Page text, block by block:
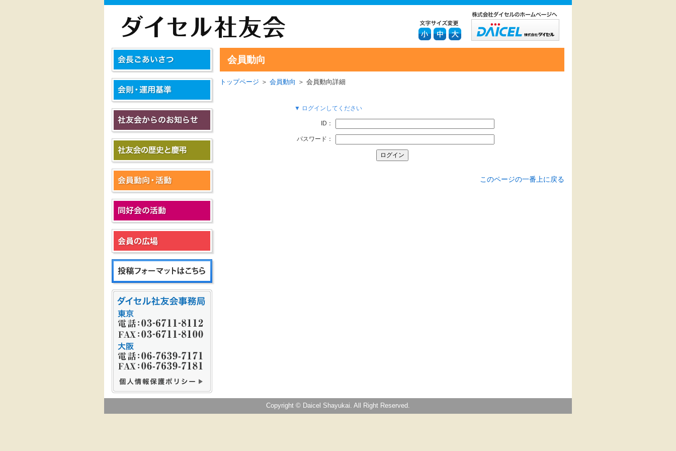
会員動向
トップページ ＞ 会員動向 ＞ 会員動向詳細
▼ ログインしてください
ID：
パスワード：
このページの一番上に戻る
Copyright © Daicel Shayukai. All Right Reserved.